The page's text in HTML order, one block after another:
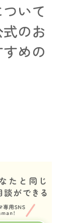
いて
のお
めの